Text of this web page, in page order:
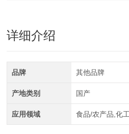
详细介绍
品牌 其他品牌
产地类别 国产
应用领域 食品/农产品,化